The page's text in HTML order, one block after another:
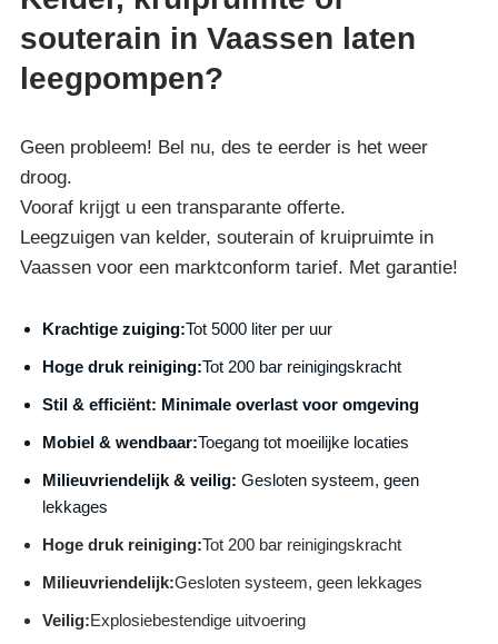
souterain in Vaassen laten
leegpompen?
Geen probleem! Bel nu, des te eerder is het weer
droog.
Vooraf krijgt u een transparante offerte.
Leegzuigen van kelder, souterain of kruipruimte in
Vaassen voor een marktconform tarief. Met garantie!
Krachtige zuiging:Tot 5000 liter per uur
Hoge druk reiniging:Tot 200 bar reinigingskracht
Stil & efficiënt: Minimale overlast voor omgeving
Mobiel & wendbaar:Toegang tot moeilijke locaties
Milieuvriendelijk & veilig: Gesloten systeem, geen
lekkages
Hoge druk reiniging:Tot 200 bar reinigingskracht
Milieuvriendelijk:Gesloten systeem, geen lekkages
Veilig:Explosiebestendige uitvoering